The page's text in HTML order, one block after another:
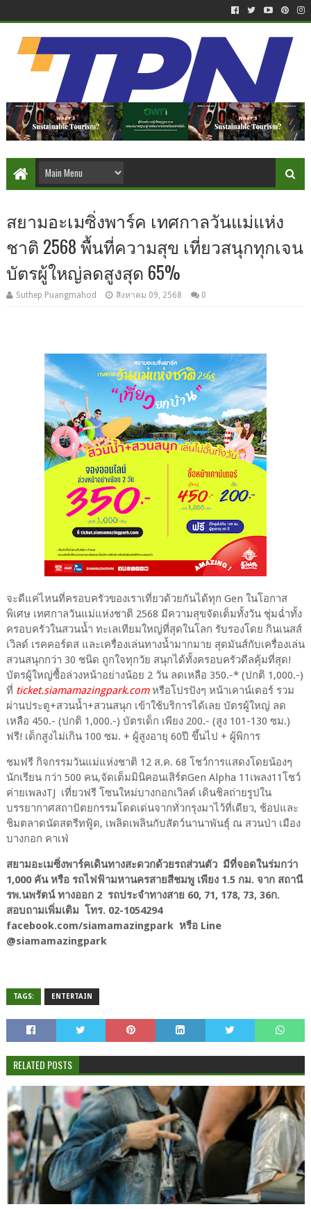
สยามอะเมซิ่งพาร์ค เทศกาลวันแม่แห่ง
ชาติ 2568 พื้นที่ความสุข เที่ยวสนุกทุกเจน
บัตรผู้ใหญ่ลดสูงสุด 65%
Suthep Puangmahod สิงหาคม 09, 2568 0
จะดีแค่ไหนที่ครอบครัวของเราเที่ยวด้วยกันได้ทุก Gen ในโอกาส
พิเศษ เทศกาลวันแม่แห่งชาติ 2568 มีความสุขจัดเต็มทั้งวัน ชุ่มฉ่ำทั้ง
ครอบครัวในสวนน้ำ ทะเลเทียมใหญ่ที่สุดในโลก รับรองโดย กินเนสส์
เวิลด์ เรคคอร์ดส และเครื่องเล่นทางน้ำมากมาย สุดมันส์กับเครื่องเล่น
สวนสนุกกว่า 30 ชนิด ถูกใจทุกวัย สนุกได้ทั้งครอบครัวดีลคุ้มที่สุด!
บัตรผู้ใหญ่ซื้อล่วงหน้าอย่างน้อย 2 วัน ลดเหลือ 350.-* (ปกติ 1,000.-)
ที่ ticket.siamamazingpark.comหรือโปรปังๆ หน้าเคาน์เตอร์ รวม
ผ่านประตู+สวนน้ำ+สวนสนุก เข้าใช้บริการได้เลย บัตรผู้ใหญ่ ลด
เหลือ 450.- (ปกติ 1,000.-) บัตรเด็ก เพียง 200.- (สูง 101-130 ซม.)
ฟรี! เด็กสูงไม่เกิน 100 ซม. + ผู้สูงอายุ 60ปี ขึ้นไป + ผู้พิการ
ชมฟรี กิจกรรมวันแม่แห่งชาติ 12 ส.ค. 68 โชว์การแสดงโดยน้องๆ
นักเรียน กว่า 500 คน,จัดเต็มมินิคอนเสิร์ตGen Alpha 11เพลง11โชว์
ค่ายเพลงTJ เที่ยวฟรี โซนใหม่บางกอกเวิลด์ เดินชิลถ่ายรูปใน
บรรยากาศสถาปัตยกรรมโดดเด่นจากทั่วกรุงมาไว้ที่เดียว, ช้อปและ
ชิมตลาดนัดสตรีทฟู้ด, เพลิดเพลินกับสัตว์นานาพันธุ์ ณ สวนป่า เมือง
บางกอก คาเฟ่
สยามอะเมซิ่งพาร์คเดินทางสะดวกด้วยรถส่วนตัว มีที่จอดในร่มกว่า
1,000 คัน หรือ รถไฟฟ้ามหานครสายสีชมพู เพียง 1.5 กม. จาก สถานี
รพ.นพรัตน์ ทางออก 2 รถประจำทางสาย 60, 71, 178, 73, 36ก.
สอบถามเพิ่มเติม โทร. 02-1054294
facebook.com/siamamazingpark หรือ Line
@siamamazingpark
TAGS: ENTERTAIN
RELATED POSTS